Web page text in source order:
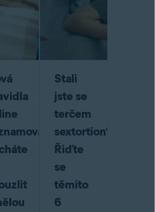
Stali
jste se
terčem
sextortion?
Řiďte
se
těmito
6